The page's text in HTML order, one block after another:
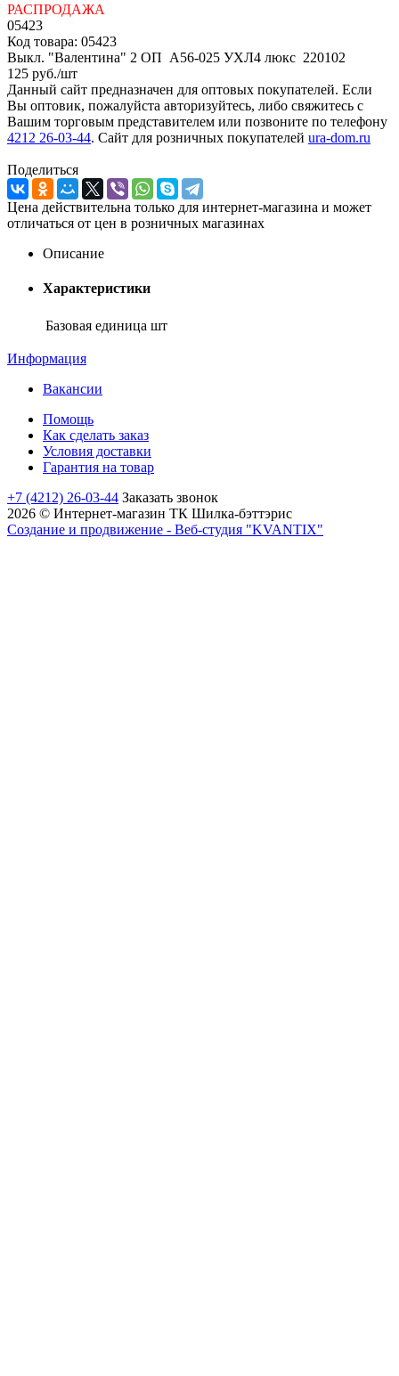
РАСПРОДАЖА
05423
Код товара: 05423
Выкл. "Валентина" 2 ОП А56-025 УХЛ4 люкс 220102
125 руб./шт
Данный сайт предназначен для оптовых покупателей. Если
Вы оптовик, пожалуйста авторизуйтесь, либо свяжитесь с
Вашим торговым представителем или позвоните по телефону
4212 26-03-44. Сайт для розничных покупателей ura-dom.ru
Поделиться
Цена действительна только для интернет-магазина и может
отличаться от цен в розничных магазинах
Описание
Характеристики
Базовая единица шт
Информация
Вакансии
Помощь
Как сделать заказ
Условия доставки
Гарантия на товар
+7 (4212) 26-03-44 Заказать звонок
2026 © Интернет-магазин ТК Шилка-бэттэрис
Создание и продвижение - Веб-студия "KVANTIX"